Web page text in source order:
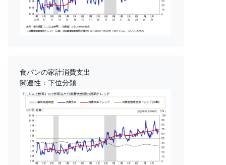
食パンの家計消費支出
関連性：下位分類